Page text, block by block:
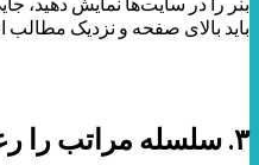
باید بالای صفحه و نزدیک مطالب
۳. سلسله مراتب را رعایت کنید